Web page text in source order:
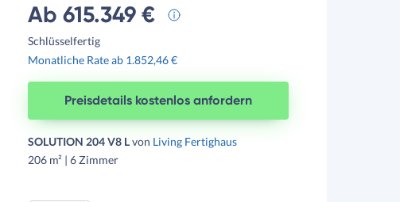
Ab 615.349 €
Schlüsselfertig
Monatliche Rate ab 1.852,46 €
Preisdetails kostenlos anfordern
SOLUTION 204 V8 Lvon Living Fertighaus
206 m² | 6 Zimmer